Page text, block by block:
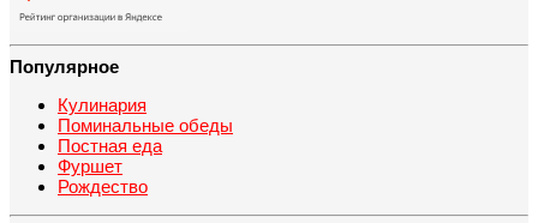
Популярное
Кулинария
Поминальные обеды
Постная еда
Фуршет
Рождество